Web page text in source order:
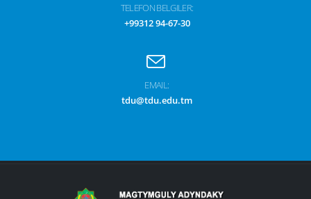
TELEFON BELGILER:
+99312 94-67-30
EMAIL:
tdu@tdu.edu.tm